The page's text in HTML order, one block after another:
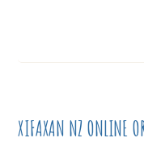
XIFAXAN NZ ONLINE